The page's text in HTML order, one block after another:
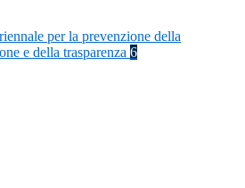
per la prevenzione della
e della trasparenza 6